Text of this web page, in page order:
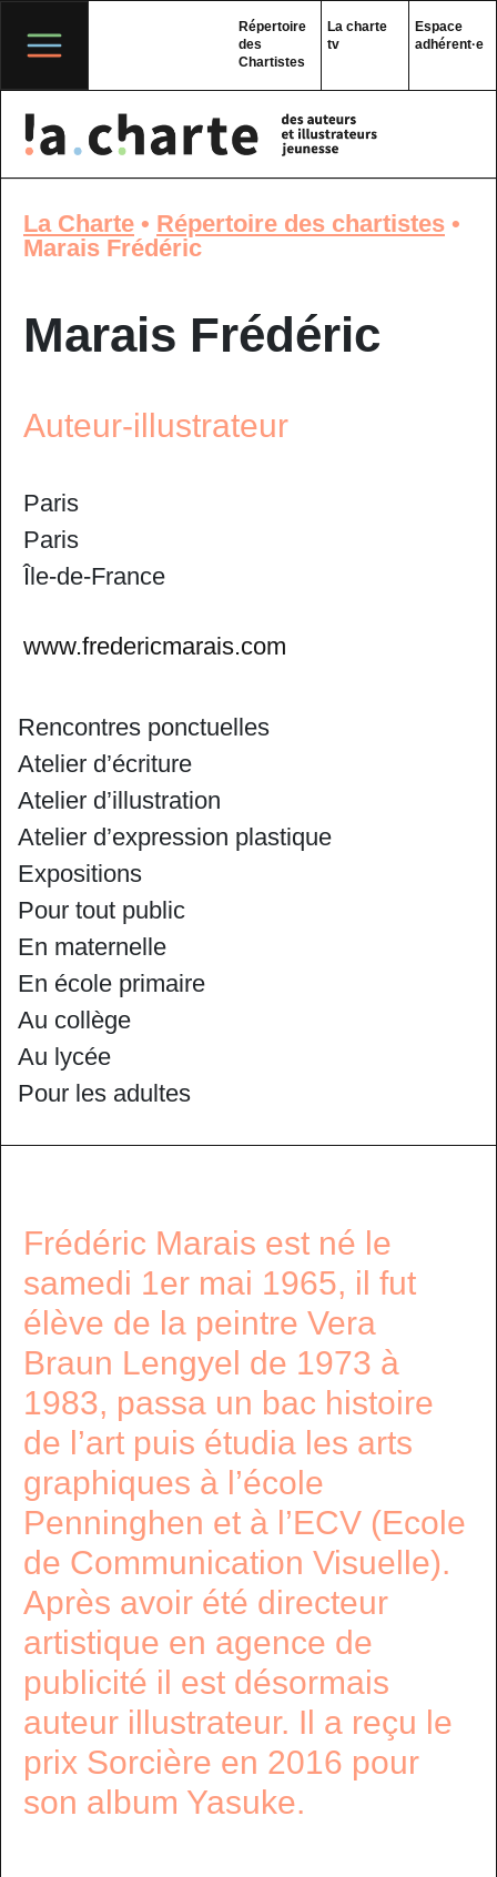
content
Répertoire
des
Chartistes
La charte
tv
Espace
adhérent·e
La Charte • Répertoire des chartistes •
Marais Frédéric
Marais Frédéric
Auteur-illustrateur
Paris
Paris
Île-de-France
www.fredericmarais.com
Rencontres ponctuelles
Atelier d’écriture
Atelier d’illustration
Atelier d’expression plastique
Expositions
Pour tout public
En maternelle
En école primaire
Au collège
Au lycée
Pour les adultes
Frédéric Marais est né le
samedi 1er mai 1965, il fut
élève de la peintre Vera
Braun Lengyel de 1973 à
1983, passa un bac histoire
de l’art puis étudia les arts
graphiques à l’école
Penninghen et à l’ECV (Ecole
de Communication Visuelle).
Après avoir été directeur
artistique en agence de
publicité il est désormais
auteur illustrateur. Il a reçu le
prix Sorcière en 2016 pour
son album Yasuke.